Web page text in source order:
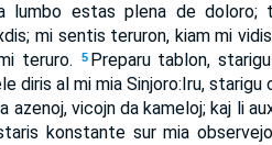
lumbo estas plena de doloro;
mi sentis teruron, kiam mi
teruro.
5 Preparu tablon,
diris al mi mia Sinjoro:Iru, starigu
azenoj, vicojn da kameloj; kaj li
konstante sur mia